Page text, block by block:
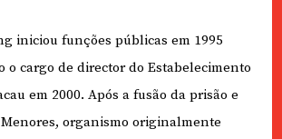
iniciou funções públicas em 1995
o cargo de director do Estabelecimento
em 2000. Após a fusão da prisão e
organismo originalmente